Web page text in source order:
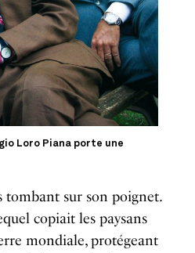
Loro Piana porte une
tombant sur son poignet.
copiait les paysans
mondiale, protégeant